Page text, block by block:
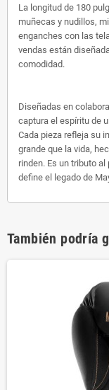
La longitud de 180
muñecas y nudillos,
enganches con las
vendas están
comodidad.
Diseñadas en
captura el espíritu de
Cada pieza refleja su
grande que la vida,
rinden. Es un tributo
define el legado de
También podría